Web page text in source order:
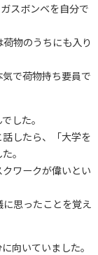
スボンベを自分で
物のうちにも入り
で荷物持ち要員で
した。
話したら、「大学を
。
ワークが偉いとい
に思ったことを覚え
向いていました。